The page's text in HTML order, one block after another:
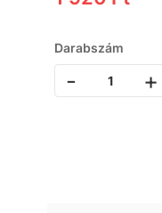
Darabszám
- +